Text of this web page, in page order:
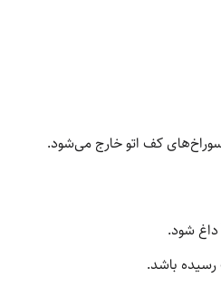
کف اتو خارج می‌شود.
داغ شود.
رسیده باشد.